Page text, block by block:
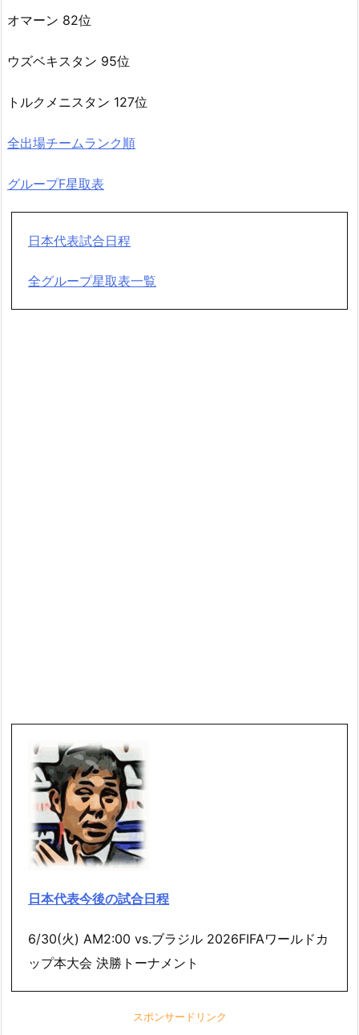
オマーン 82位
ウズベキスタン 95位
トルクメニスタン 127位
全出場チームランク順
グループF星取表
日本代表試合日程
全グループ星取表一覧
日本代表今後の試合日程
6/30(火) AM2:00 vs.ブラジル 2026FIFAワールドカ
ップ本大会 決勝トーナメント
スポンサードリンク